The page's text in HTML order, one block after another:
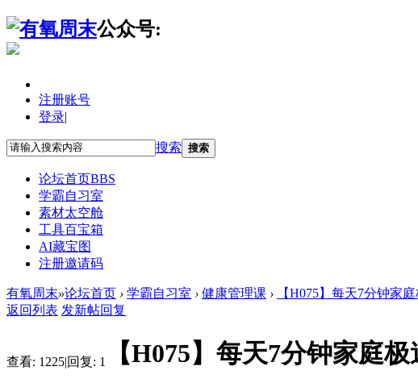
公众号:
注册账号
登录|
搜索 搜索
论坛首页BBS
学霸自习室
素材太空舱
工具百宝箱
AI藏宝图
注册邀请码
有氧周末»论坛首页 › 学霸自习室 › 健康管理课 ›
【H075】每天7分钟家
返回列表 发新帖回复
查看: 1225|回复: 1 【H075】每天7分钟家庭